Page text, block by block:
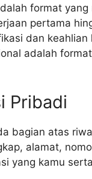
format
pertama
dan
adalah
Pribadi
bagian atas
alamat,
yang kamu